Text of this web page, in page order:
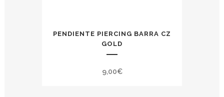
PENDIENTE PIERCING BARRA CZ
GOLD
9,00€